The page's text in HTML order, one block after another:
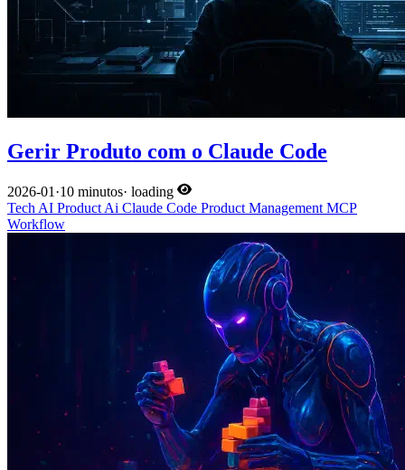
Gerir Produto com o Claude Code
2026-01 ·10 minutos· loading
Tech AI Product Ai Claude Code Product Management MCP
Workflow